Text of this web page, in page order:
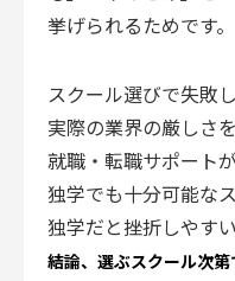
挙げられるためです。
スクール選びで失敗
実際の業界の厳しさ
就職・転職サポート
独学でも十分可能な
独学だと挫折しやすい
結論、選ぶスクール次